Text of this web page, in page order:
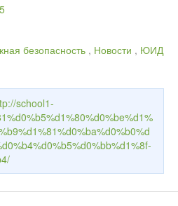
безопасность , Новости , ЮИД
school1-